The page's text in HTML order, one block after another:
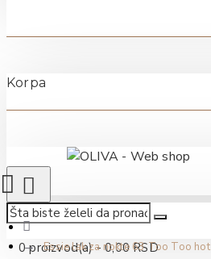
Korpa
0 proizvod(a) - 0,00 RSD
Essie lak za nokte 63 Too Too hot